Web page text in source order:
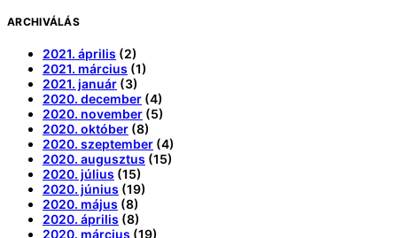
ARCHIVÁLÁS
2021. április (2)
2021. március (1)
2021. január (3)
2020. december (4)
2020. november (5)
2020. október (8)
2020. szeptember (4)
2020. augusztus (15)
2020. július (15)
2020. június (19)
2020. május (8)
2020. április (8)
2020. március (19)